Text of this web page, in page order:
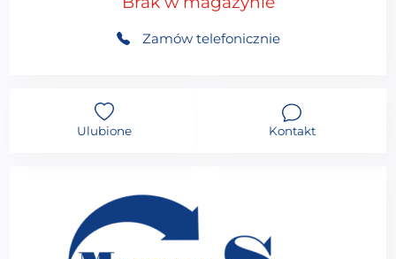
Zamów telefonicznie
Ulubione Kontakt